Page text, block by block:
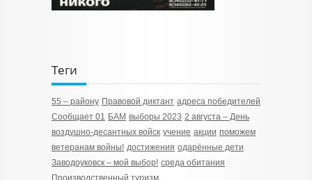
Теги
55 – району Правовой диктант адреса победителей
Сообщает 01 БАМ выборы 2023 2 августа – День
воздушно-десантных войск учение акции поможем
ветеранам войны! достижения одарённые дети
Заводоуковск – мой выбор! среда обитания
Производственный туризм